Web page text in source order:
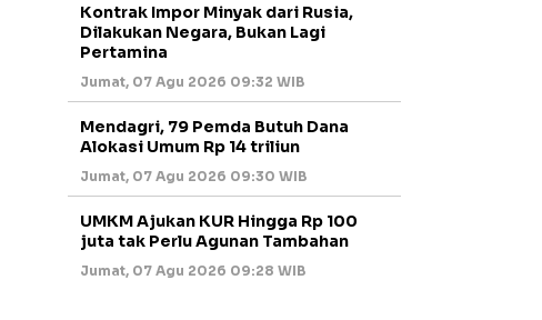
Kontrak Impor Minyak dari Rusia,
Dilakukan Negara, Bukan Lagi
Pertamina
Jumat, 07 Agu 2026 09:32 WIB
Mendagri, 79 Pemda Butuh Dana
Alokasi Umum Rp 14 triliun
Jumat, 07 Agu 2026 09:30 WIB
UMKM Ajukan KUR Hingga Rp 100
juta tak Perlu Agunan Tambahan
Jumat, 07 Agu 2026 09:28 WIB